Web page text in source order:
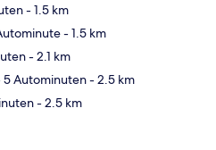
- 1.5 km
- 1.5 km
- 2.1 km
5 Autominuten- 2.5 km
- 2.5 km